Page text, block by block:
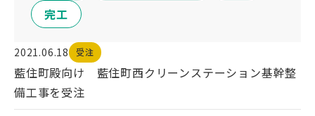
完工
2021.06.18 受注
藍住町殿向け 藍住町西クリーンステーション基幹整
備工事を受注